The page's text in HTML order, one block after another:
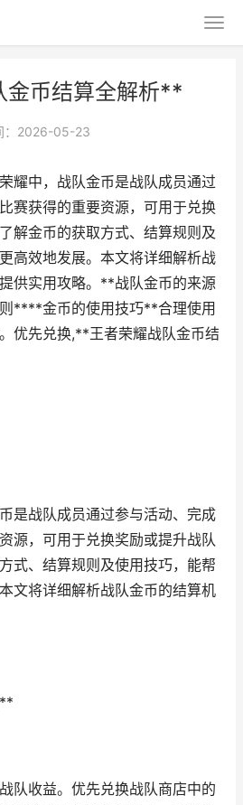
币结算全解析**
：2026-05-23
耀中，战队金币是战队成员通过
赛获得的重要资源，可用于兑换
解金币的获取方式、结算规则及
高效地发展。本文将详细解析战
供实用攻略。**战队金币的来源
****金币的使用技巧**合理使用
优先兑换,**王者荣耀战队金币结
是战队成员通过参与活动、完成
源，可用于兑换奖励或提升战队
式、结算规则及使用技巧，能帮
文将详细解析战队金币的结算机
队收益。优先兑换战队商店中的